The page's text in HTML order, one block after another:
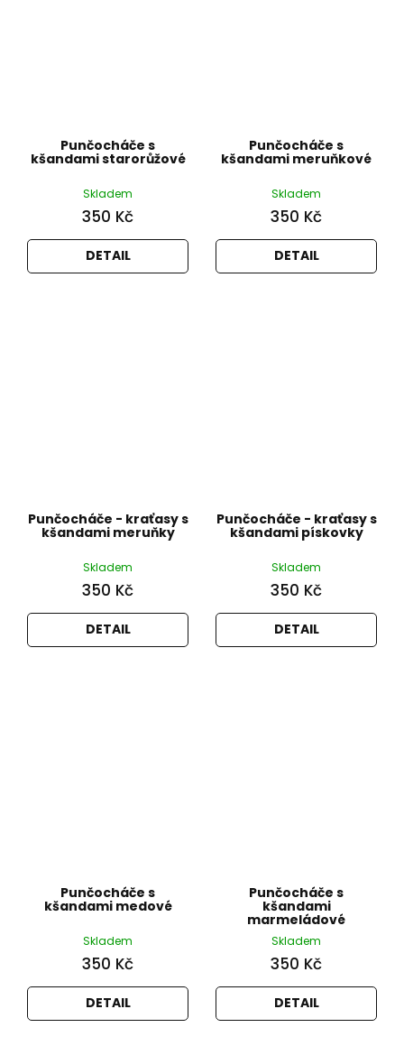
Punčocháče s
kšandami starorůžové
Skladem
350 Kč
DETAIL
Punčocháče s
kšandami meruňkové
Skladem
350 Kč
DETAIL
Punčocháče - kraťasy s
kšandami meruňky
Skladem
350 Kč
DETAIL
Punčocháče - kraťasy s
kšandami pískovky
Skladem
350 Kč
DETAIL
Punčocháče s
kšandami medové
Skladem
350 Kč
DETAIL
Punčocháče s
kšandami
marmeládové
Skladem
350 Kč
DETAIL